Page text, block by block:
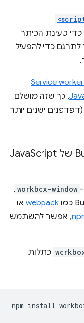
כדי טעינת הכיתה
כדי להפעיל
, כך שזה מושלם
ישנים יותר
Script
workbox-window
,
webpack או
, אפשר להשתמש
כתלות
npm install